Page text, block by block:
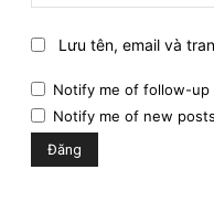
Lưu tên, email và
Notify me of follow-up
Notify me of new